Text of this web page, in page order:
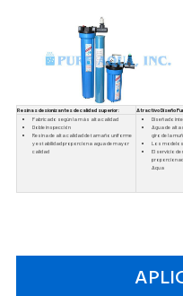
Resinas desionizantes de calidad superior: Atractivo Diseño
Fabricado según la más alta calidad
Doble inspección
Resina de alta calidad de tamaño uniforme
y estabilidad proporciona agua de mayor
calidad
Diseñado
Agua de alta
giro de la
Los modelos
El servicio de
Aqua